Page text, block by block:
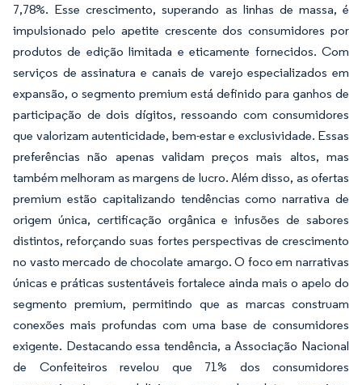
7,78%. Esse crescimento, superando as linhas de massa, é
impulsionado pelo apetite crescente dos consumidores por
produtos de edição limitada e eticamente fornecidos. Com
serviços de assinatura e canais de varejo especializados em
expansão, o segmento premium está definido para ganhos de
participação de dois dígitos, ressoando com consumidores
que valorizam autenticidade, bem-estar e exclusividade. Essas
preferências não apenas validam preços mais altos, mas
também melhoram as margens de lucro. Além disso, as ofertas
premium estão capitalizando tendências como narrativa de
origem única, certificação orgânica e infusões de sabores
distintos, reforçando suas fortes perspectivas de crescimento
no vasto mercado de chocolate amargo. O foco em narrativas
únicas e práticas sustentáveis fortalece ainda mais o apelo do
segmento premium, permitindo que as marcas construam
conexões mais profundas com uma base de consumidores
exigente. Destacando essa tendência, a Associação Nacional
de Confeiteiros revelou que 71% dos consumidores